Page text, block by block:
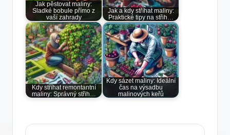
Jak pěstovat maliny:
Sladké bobule přímo z
vaší zahrady
Jak a kdy stříhat maliny:
Praktické tipy na střih…
Kdy stříhat remontantní
maliny: Správný střih…
Kdy sázet maliny: Ideální
čas na výsadbu
malinových keřů